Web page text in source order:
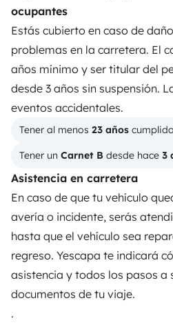
ocupantes
Estás cubierto en caso de
problemas en la carretera. El
años mínimo y ser titular del
desde 3 años sin suspensión.
eventos accidentales.
Tener al menos 23 años
Tener un Carnet B desde hace 3
Asistencia en carretera
En caso de que tu vehículo
avería o incidente, serás
hasta que el vehículo sea
regreso. Yescapa te indicará
asistencia y todos los pasos a
documentos de tu viaje.
.
Instagram
X Facebook
ALQUILER AUTOCARAVANAS
¿Cómo funciona?
Alquilar una autocaravana
Tus primeros pasos en
Las opiniones de nuestros
Ayuda viajero
PROPIETARIOS